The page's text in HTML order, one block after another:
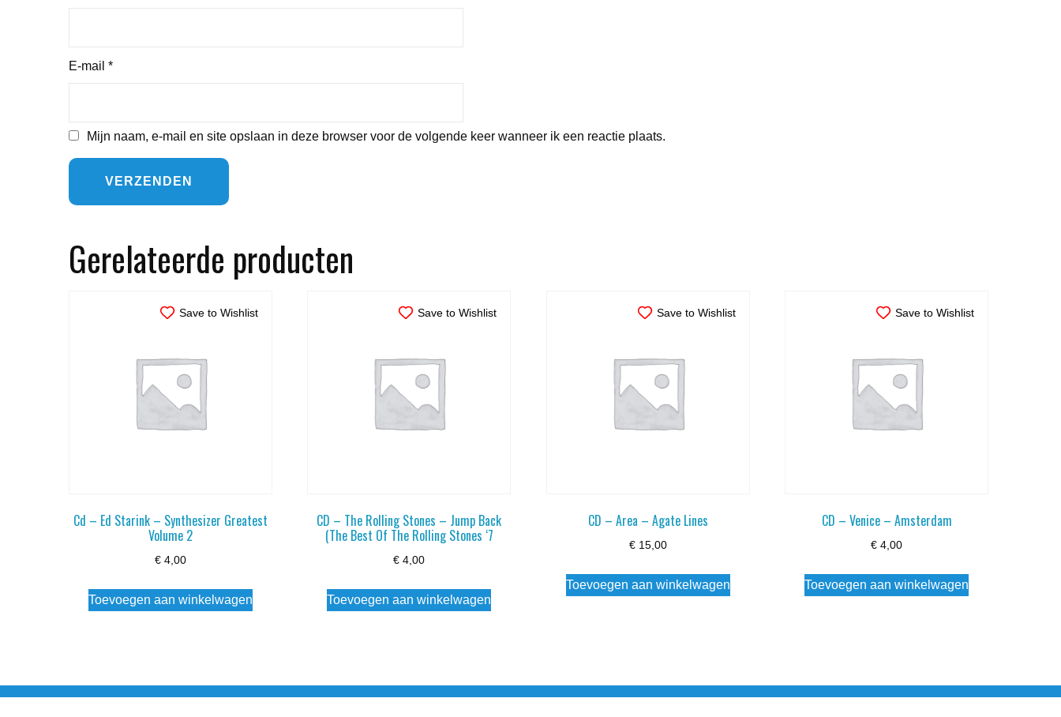
E-mail *
Mijn naam, e-mail en site opslaan in deze browser voor de volgende keer wanneer ik een reactie plaats.
Gerelateerde producten
Save to Wishlist
Cd – Ed Starink – Synthesizer Greatest
Volume 2
€4,00
Toevoegen aan winkelwagen
Save to Wishlist
CD – The Rolling Stones – Jump Back
(The Best Of The Rolling Stones ‘7
€ 4,00
Toevoegen aan winkelwagen
Save to Wishlist
CD – Area – Agate Lines
€15,00
Toevoegen aan winkelwagen
Save to Wishlist
CD – Venice – Amsterdam
€ 4,00
Toevoegen aan winkelwagen